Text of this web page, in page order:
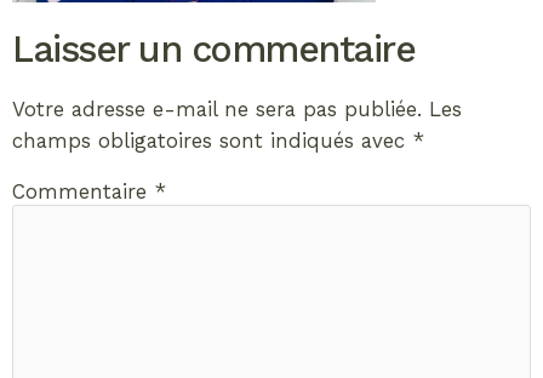
Laisser un commentaire
Votre adresse e-mail ne sera pas publiée. Les
champs obligatoires sont indiqués avec *
Commentaire *